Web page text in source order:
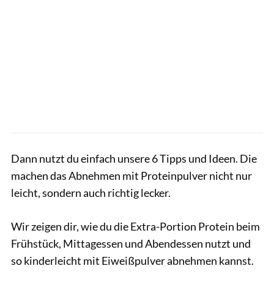
Dann nutzt du einfach unsere 6 Tipps und Ideen. Die
machen das Abnehmen mit Proteinpulver nicht nur
leicht, sondern auch richtig lecker.
Wir zeigen dir, wie du die Extra-Portion Protein beim
Frühstück, Mittagessen und Abendessen nutzt und
so kinderleicht mit Eiweißpulver abnehmen kannst.